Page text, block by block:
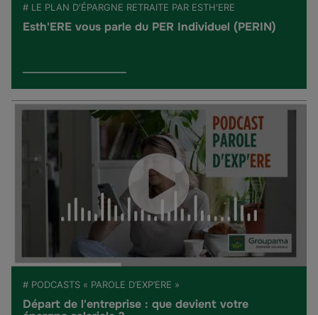
# LE PLAN D'ÉPARGNE RETRAITE PAR ESTH'ERE
Esth'ERE vous parle du PER Individuel (PERIN)
# PODCASTS « PAROLE D’EXP’ERE »
Départ de l'entreprise : que devient votre